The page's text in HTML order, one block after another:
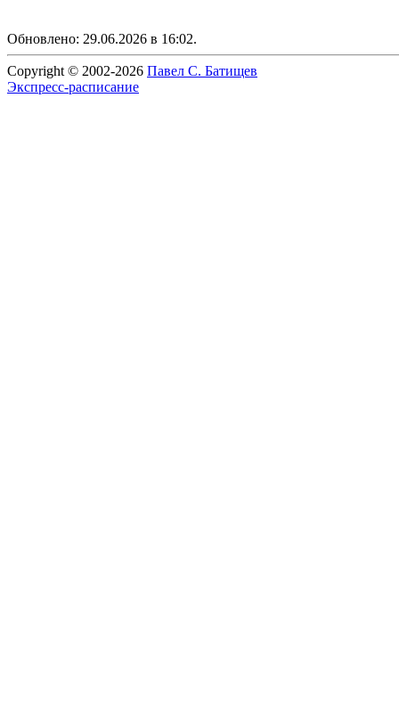
Обновлено: 29.06.2026 в 16:02.
Copyright © 2002-2026 Павел С. Батищев
Экспресс-расписание